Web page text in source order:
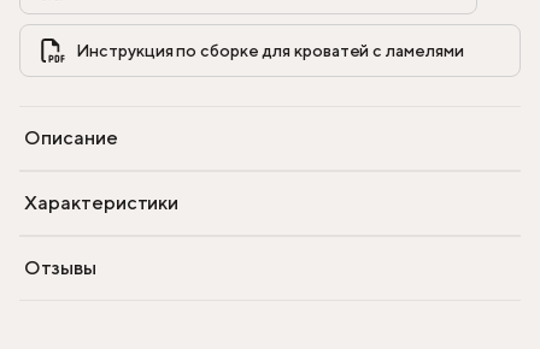
Описание
Характеристики
Отзывы